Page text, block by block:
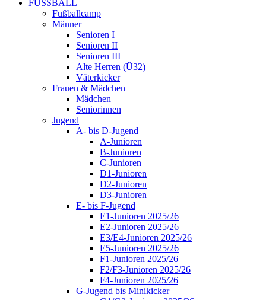
FUSSBALL
Fußballcamp
Männer
Senioren I
Senioren II
Senioren III
Alte Herren (Ü32)
Väterkicker
Frauen & Mädchen
Mädchen
Seniorinnen
Jugend
A- bis D-Jugend
A-Junioren
B-Junioren
C-Junioren
D1-Junioren
D2-Junioren
D3-Junioren
E- bis F-Jugend
E1-Junioren 2025/26
E2-Junioren 2025/26
E3/E4-Junioren 2025/26
E5-Junioren 2025/26
F1-Junioren 2025/26
F2/F3-Junioren 2025/26
F4-Junioren 2025/26
G-Jugend bis Minikicker